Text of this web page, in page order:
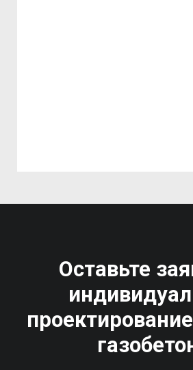
Оставьте